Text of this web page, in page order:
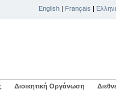
English | Français |
Διοικητική Οργάνωση